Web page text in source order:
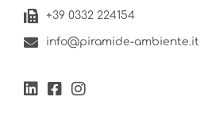
+39 0332 224154
info@piramide-ambiente.it